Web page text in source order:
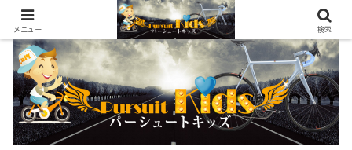
世界中で見つけた「希少なスポーツ雑貨」の紹介メディア
メニュー 検索